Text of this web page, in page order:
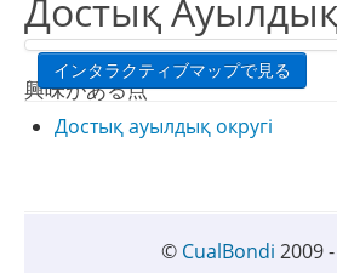
投票
Достық Ауылдық
インタラクティブマップで見る
興味がある点
Достық ауылдық округі
© CualBondi 2009